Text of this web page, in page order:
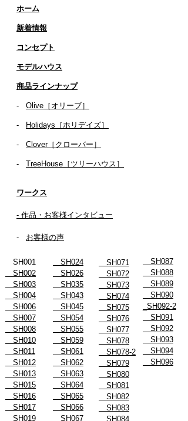
ホーム
新着情報
コンセプト
​​モデルハウス
商品ラインナップ
- Olive［オリーブ］
- Holidays［ホリデイズ］
- ​ Clover［クローバー］
- TreeHouse［ツリーハウス］
ワークス
- 作品・お客様インタビュー
- お客様の声
SH001
SH002
SH003
SH004
SH006
SH007
SH008
SH010
SH011
SH012
SH013
SH015
SH016
SH017
SH019
SH024
SH026
SH035
SH043
SH045
SH054
SH055
SH059
SH061
SH062
SH063
SH064
SH065
SH066
SH067
SH071
SH072
SH073
SH074
SH075
SH076
SH077
SH078
SH078-2
SH079
SH080
SH081
SH082
SH083
SH084
SH087
SH088
SH089
SH090
_SH092-2
SH091
SH092
SH093
SH094
SH096